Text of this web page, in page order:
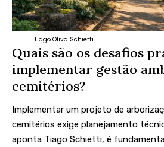
Tiago Oliva Schietti
Quais são os desafios
implementar gestão
cemitérios?
Implementar um projeto de
cemitérios exige planejamento
aponta Tiago Schietti, é